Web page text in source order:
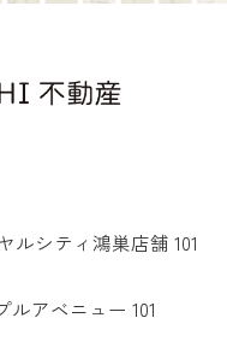
ルシティ鴻巣店舗 101
アベニュー 101